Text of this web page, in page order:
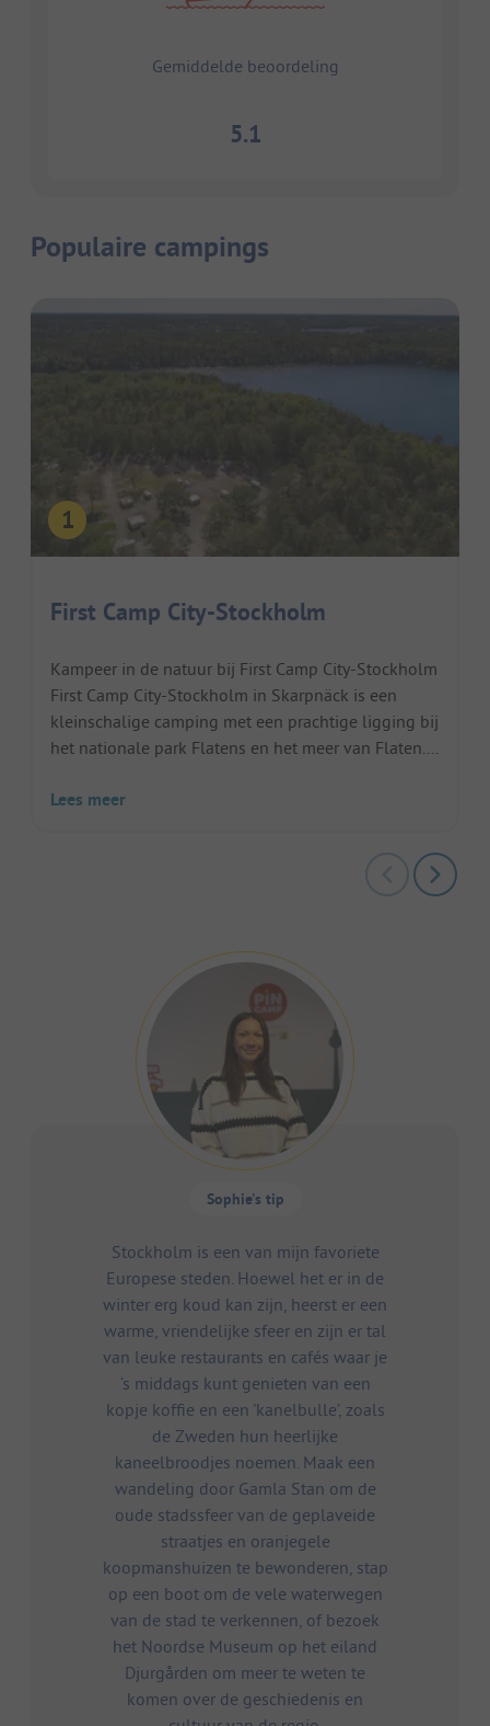
Gemiddelde beoordeling
5.1
Populaire campings
First Camp City-Stockholm
Kampeer in de natuur bij First Camp City-Stockholm
First Camp City-Stockholm in Skarpnäck is een
kleinschalige camping met een prachtige ligging bij
het nationale park Flatens en het meer van Flaten....
Lees meer
Sophie's tip
Stockholm is een van mijn favoriete
Europese steden. Hoewel het er in de
winter erg koud kan zijn, heerst er een
warme, vriendelijke sfeer en zijn er tal
van leuke restaurants en cafés waar je
‘s middags kunt genieten van een
kopje koffie en een 'kanelbulle’, zoals
de Zweden hun heerlijke
kaneelbroodjes noemen. Maak een
wandeling door Gamla Stan om de
oude stadssfeer van de geplaveide
straatjes en oranjegele
koopmanshuizen te bewonderen, stap
op een boot om de vele waterwegen
van de stad te verkennen, of bezoek
het Noordse Museum op het eiland
Djurgården om meer te weten te
komen over de geschiedenis en